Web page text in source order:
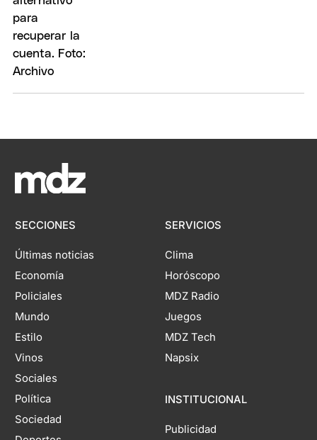
SECCIONES
Últimas noticias
Economía
Policiales
Mundo
Estilo
Vinos
Sociales
Política
Sociedad
SERVICIOS
Clima
Horóscopo
MDZ Radio
Juegos
MDZ Tech
Napsix
INSTITUCIONAL
Publicidad